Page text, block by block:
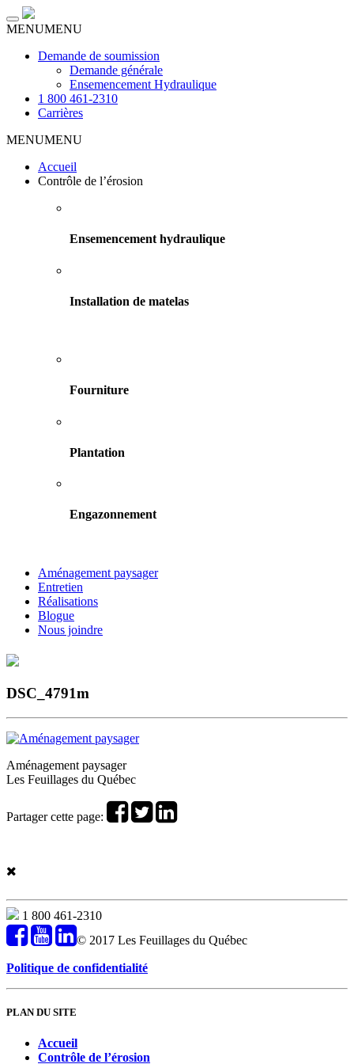
Toggle
navigation
MENUMENU
Demande de soumission
Demande générale
Ensemencement Hydraulique
1 800 461-2310
Carrières
MENUMENU
Accueil
Contrôle de l’érosion
Ensemencement hydraulique
Installation de matelas
Fourniture
Plantation
Engazonnement
Aménagement paysager
Entretien
Réalisations
Blogue
Nous joindre
DSC_4791m
Aménagement paysager
Les Feuillages du Québec
Partager cette page:
1 800 461-2310
© 2017 Les Feuillages du Québec
Politique de confidentialité
PLAN DU SITE
Accueil
Contrôle de l’érosion